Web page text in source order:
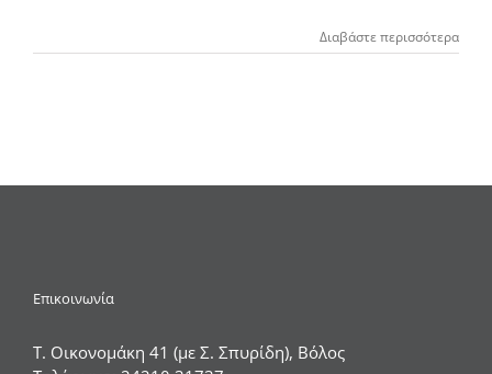
Διαβάστε περισσότερα
Επικοινωνία
Τ. Οικονομάκη 41 (με Σ. Σπυρίδη), Βόλος